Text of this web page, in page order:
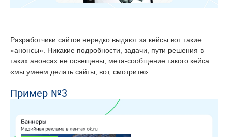
Разработчики сайтов нередко выдают за кейсы вот такие
«анонсы». Никакие подробности, задачи, пути решения в
таких анонсах не освещены, мета-сообщение такого кейса
«мы умеем делать сайты, вот, смотрите».
Пример №3